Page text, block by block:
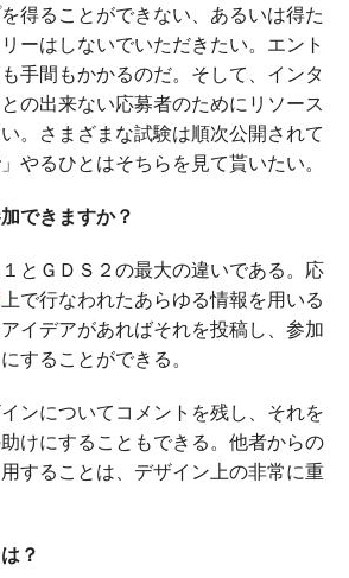
得ることができない、あるいは得た
ーはしないでいただきたい。エント
手間もかかるのだ。そして、インタ
の出来ない応募者のためにリソース
。さまざまな試験は順次公開されて
やるひとはそちらを見て貰いたい。
できますか？
とＧＤＳ２の最大の違いである。応
上で行なわれたあらゆる情報を用いる
イデアがあればそれを投稿し、参加
することができる。
ンについてコメントを残し、それを
けにすることもできる。他者からの
することは、デザイン上の非常に重
？